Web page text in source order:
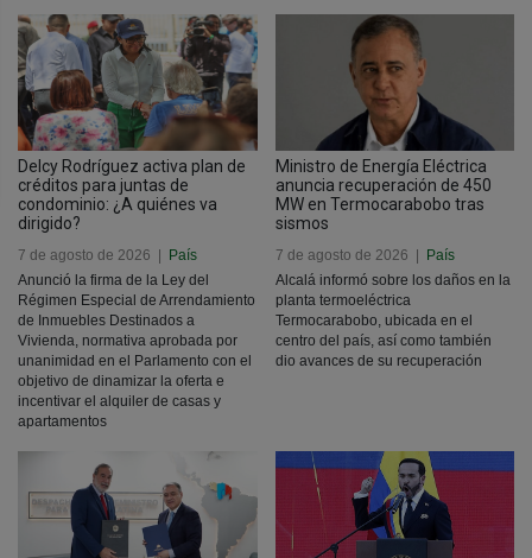
Delcy Rodríguez activa plan de
créditos para juntas de
condominio: ¿A quiénes va
dirigido?
7 de agosto de 2026
País
Anunció la firma de la Ley del
Régimen Especial de Arrendamiento
de Inmuebles Destinados a
Vivienda, normativa aprobada por
unanimidad en el Parlamento con el
objetivo de dinamizar la oferta e
incentivar el alquiler de casas y
apartamentos
Ministro de Energía Eléctrica
anuncia recuperación de 450
MW en Termocarabobo tras
sismos
7 de agosto de 2026
País
Alcalá informó sobre los daños en la
planta termoeléctrica
Termocarabobo, ubicada en el
centro del país, así como también
dio avances de su recuperación